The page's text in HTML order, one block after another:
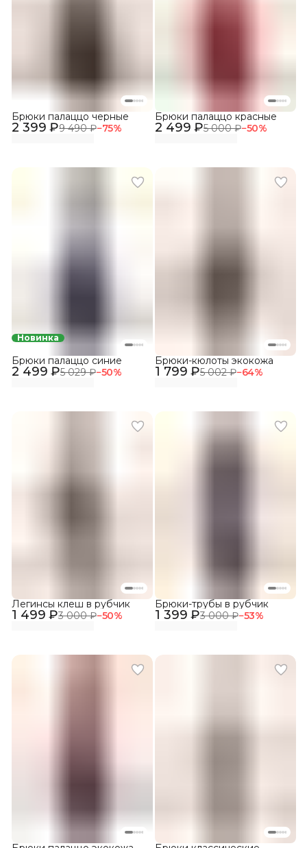
2 399 ₽9 490 ₽−75%
Брюки палаццо черные
2 499 ₽5 000 ₽−50%
Брюки палаццо красные
Новинка
2 499 ₽5 029 ₽−50%
Брюки палаццо синие
1 799 ₽5 002 ₽−64%
Брюки-кюлоты экокожа
1 499 ₽3 000 ₽−50%
Легинсы клеш в рубчик
1 399 ₽3 000 ₽−53%
Брюки-трубы в рубчик